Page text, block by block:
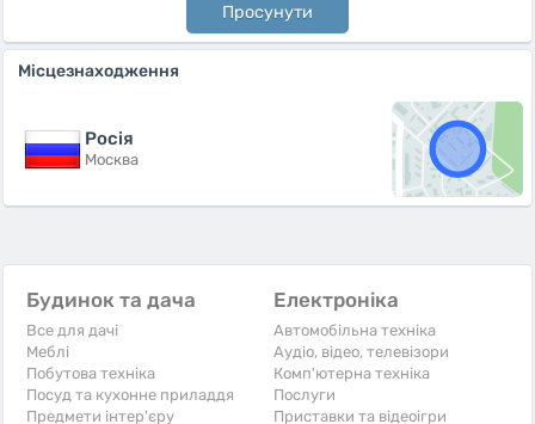
Просунути
Місцезнаходження
Росiя
Москва
Будинок та дача
Все для дачі
Меблі
Побутова техніка
Посуд та кухонне приладдя
Предмети інтер'єру
Електроніка
Автомобільна техніка
Аудіо, відео, телевізори
Комп'ютерна техніка
Послуги
Приставки та відеоігри